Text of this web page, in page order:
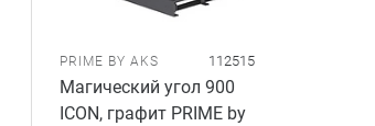
PRIME BY AKS 112515
Магический угол 900
ICON, графит PRIME by